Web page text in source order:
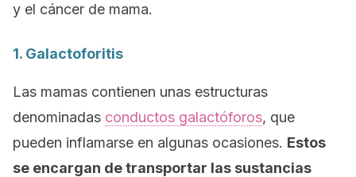
y el cáncer de mama.
1. Galactoforitis
Las mamas contienen unas estructuras
denominadas conductos galactóforos, que
pueden inflamarse en algunas ocasiones. Estos
se encargan de transportar las sustancias